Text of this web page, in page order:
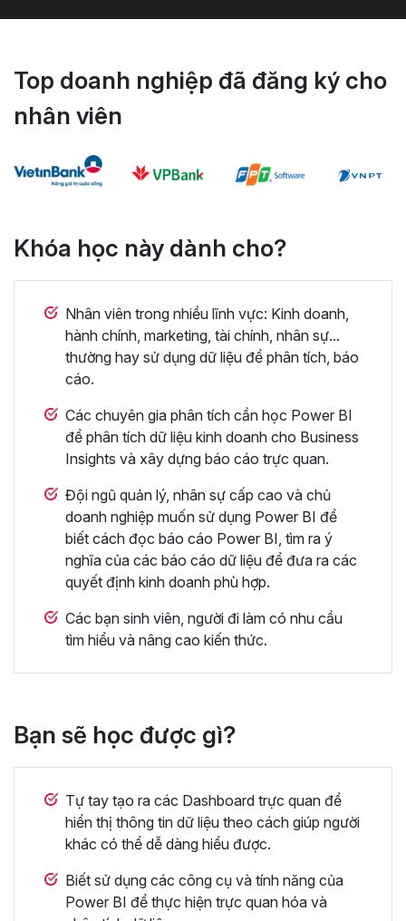
Top doanh nghiệp đã đăng ký cho
nhân viên
Khóa học này dành cho?
Nhân viên trong nhiều lĩnh vực: Kinh doanh,
hành chính, marketing, tài chính, nhân sự...
thường hay sử dụng dữ liệu để phân tích, báo
cáo.
Các chuyên gia phân tích cần học Power BI
để phân tích dữ liệu kinh doanh cho Business
Insights và xây dựng báo cáo trực quan.
Đội ngũ quản lý, nhân sự cấp cao và chủ
doanh nghiệp muốn sử dụng Power BI để
biết cách đọc báo cáo Power BI, tìm ra ý
nghĩa của các báo cáo dữ liệu để đưa ra các
quyết định kinh doanh phù hợp.
Các bạn sinh viên, người đi làm có nhu cầu
tìm hiểu và nâng cao kiến thức.
Bạn sẽ học được gì?
Tự tay tạo ra các Dashboard trực quan để
hiển thị thông tin dữ liệu theo cách giúp người
khác có thể dễ dàng hiểu được.
Biết sử dụng các công cụ và tính năng của
Power BI để thực hiện trực quan hóa và